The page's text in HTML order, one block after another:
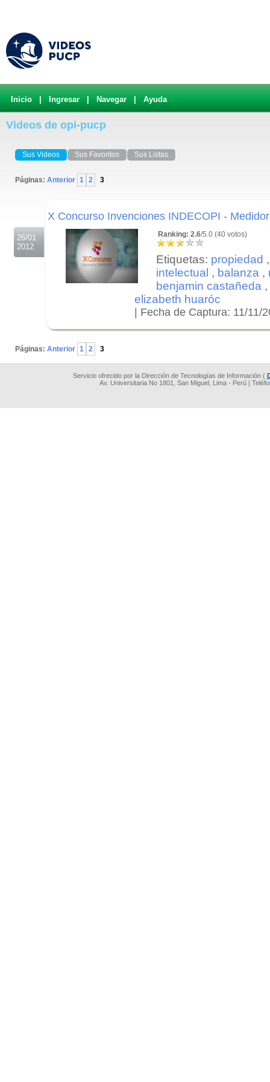
Inicio Ingresar Navegar Ayuda
Videos de opi-pucp
Sus Videos Sus Favoritos Sus Listas
Páginas: Anterior 1 2 3
26/01
2012
X Concurso Invenciones INDECOPI -
Ranking: 2.6/5.0 (40 votos)
Etiquetas: propiedad ,
intelectual , balanza ,
benjamin castañeda ,
elizabeth huaróc
| Fecha de Captura: 11/11/
Páginas: Anterior 1 2 3
Servicio ofrecido por la Dirección de Tecnologías de Información (
Av. Universitaria No 1801, San Miguel, Lima - Perú |